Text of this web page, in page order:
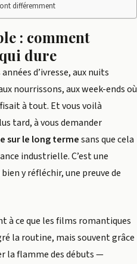
différemment
: comment
dure
d’ivresse, aux nuits
nourrissons, aux week-ends où
à tout. Et vous voilà
tard, à vous demander
sur le long termesans que cela
industrielle. C’est une
y réfléchir, une preuve de
à ce que les films romantiques
la routine, mais souvent grâce
la flamme des débuts —